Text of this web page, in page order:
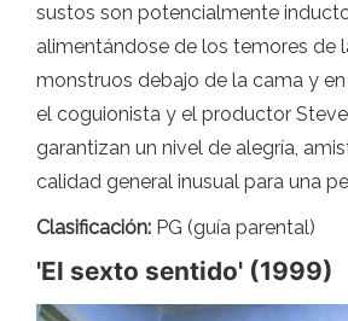
sustos son potencialmente
alimentándose de los temores de
monstruos debajo de la cama y
el coguionista y el productor
garantizan un nivel de alegría,
calidad general inusual para una
Clasificación: PG (guía parental)
'El sexto sentido' (1999)